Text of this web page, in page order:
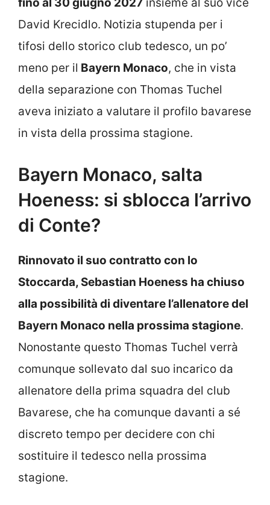
David Krecidlo. Notizia stupenda per i
tifosi dello storico club tedesco, un po’
meno per il Bayern Monaco, che in vista
della separazione con Thomas Tuchel
aveva iniziato a valutare il profilo bavarese
in vista della prossima stagione.
Bayern Monaco, salta
Hoeness: si sblocca l’arrivo
di Conte?
Rinnovato il suo contratto con lo
Stoccarda, Sebastian Hoeness ha chiuso
alla possibilità di diventare l’allenatore del
Bayern Monaco nella prossima stagione.
Nonostante questo Thomas Tuchel verrà
comunque sollevato dal suo incarico da
allenatore della prima squadra del club
Bavarese, che ha comunque davanti a sé
discreto tempo per decidere con chi
sostituire il tedesco nella prossima
stagione.